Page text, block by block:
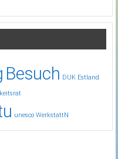
Besuch DUK Estland
unesco WerkstattN